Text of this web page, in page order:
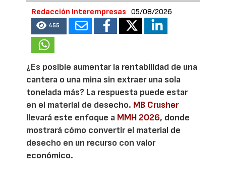
Redacción Interempresas 05/08/2026
455
¿Es posible aumentar la rentabilidad de una
cantera o una mina sin extraer una sola
tonelada más? La respuesta puede estar
en el material de desecho. MB Crusher
llevará este enfoque a MMH 2026, donde
mostrará cómo convertir el material de
desecho en un recurso con valor
económico.